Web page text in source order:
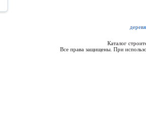
Каталог
Все права защищены. При